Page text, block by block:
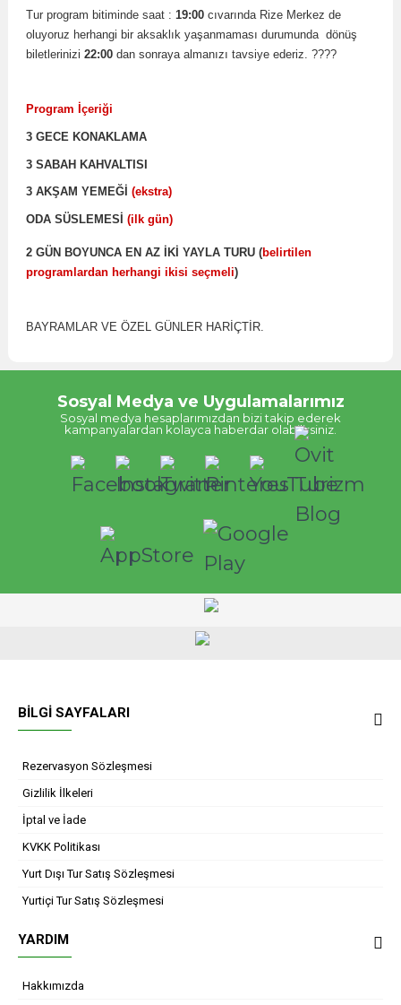
Tur program bitiminde saat : 19:00 cıvarında Rize Merkez de
oluyoruz herhangi bir aksaklık yaşanmaması durumunda dönüş
biletlerinizi 22:00 dan sonraya almanızı tavsiye ederiz. ????
Program İçeriği
3 GECE KONAKLAMA
3 SABAH KAHVALTISI
3 AKŞAM YEMEĞİ (ekstra)
ODA SÜSLEMESİ (ilk gün)
2 GÜN BOYUNCA EN AZ İKİ YAYLA TURU (belirtilen
programlardan herhangi ikisi seçmeli)
BAYRAMLAR VE ÖZEL GÜNLER HARİÇTİR.
Sosyal Medya ve Uygulamalarımız
Sosyal medya hesaplarımızdan bizi takip ederek
kampanyalardan kolayca haberdar olabilirsiniz.
BILGI SAYFALARI
Rezervasyon Sözleşmesi
Gizlilik İlkeleri
İptal ve İade
KVKK Politikası
Yurt Dışı Tur Satış Sözleşmesi
Yurtiçi Tur Satış Sözleşmesi
YARDIM
Hakkımızda